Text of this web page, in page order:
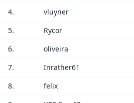
4.
vluyner
5.
Rycor
6.
oliveira
7.
Inrather61
8.
felix